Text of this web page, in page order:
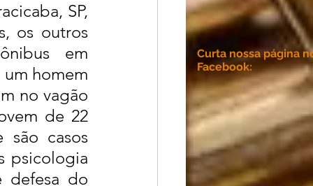
SP,
os outros
em
um homem
no vagão
de 22
são casos
psicologia
defesa do
Curta nossa página
Facebook: